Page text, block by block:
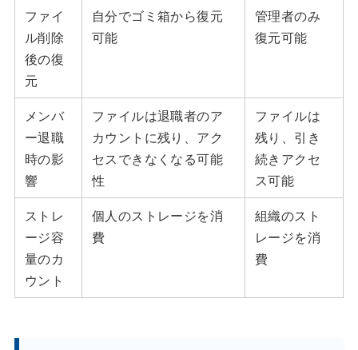
ファイ
ル削除
後の復
元
自分でゴミ箱から復元
可能
管理者のみ
復元可能
メンバ
ー退職
時の影
響
ファイルは退職者のア
カウントに残り、アク
セスできなくなる可能
性
ファイルは
残り、引き
続きアクセ
ス可能
ストレ
ージ容
量のカ
ウント
個人のストレージを消
費
組織のスト
レージを消
費